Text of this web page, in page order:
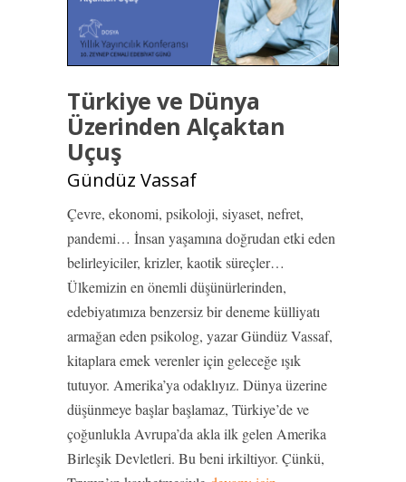
Türkiye ve Dünya
Üzerinden Alçaktan
Uçuş
Gündüz Vassaf
Çevre, ekonomi, psikoloji, siyaset, nefret,
pandemi… İnsan yaşamına doğrudan etki eden
belirleyiciler, krizler, kaotik süreçler…
Ülkemizin en önemli düşünürlerinden,
edebiyatımıza benzersiz bir deneme külliyatı
armağan eden psikolog, yazar Gündüz Vassaf,
kitaplara emek verenler için geleceğe ışık
tutuyor. Amerika’ya odaklıyız. Dünya üzerine
düşünmeye başlar başlamaz, Türkiye’de ve
çoğunlukla Avrupa’da akla ilk gelen Amerika
Birleşik Devletleri. Bu beni irkiltiyor. Çünkü,